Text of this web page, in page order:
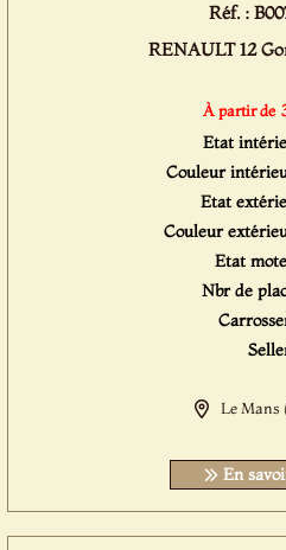
Réf. :
RENAULT 12
À partir de
Etat
Couleur
Etat
Couleur
Etat
Nbr de
Le Mans
En